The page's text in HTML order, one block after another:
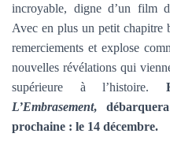
incroyable, digne d’un film
Avec en plus un petit chapitre
remerciements et explose
nouvelles révélations qui
supérieure à l’histoire.
L’Embrasement,
prochaine : le 14 décembre.